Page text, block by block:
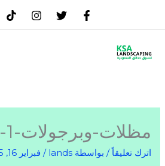
مظلات-وبرجولات-1-300×300
اترك تعليقاً / بواسطة lands
/ فبراير 16, 2025